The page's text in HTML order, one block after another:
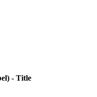
- Title